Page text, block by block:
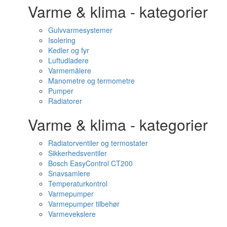
Varme & klima - kategorier
Gulvvarmesystemer
Isolering
Kedler og fyr
Luftudladere
Varmemålere
Manometre og termometre
Pumper
Radiatorer
Varme & klima - kategorier
Radiatorventiler og termostater
Sikkerhedsventiler
Bosch EasyControl CT200
Snavsamlere
Temperaturkontrol
Varmepumper
Varmepumper tilbehør
Varmevekslere